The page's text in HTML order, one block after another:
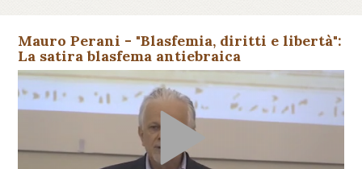
Mauro Perani - "Blasfemia, diritti e libertà":
La satira blasfema antiebraica